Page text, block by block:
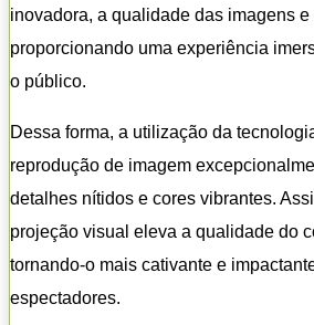
inovadora, a qualidade das imagens
proporcionando uma experiência
o público.
Dessa forma, a utilização da
reprodução de imagem
detalhes nítidos e cores vibrantes.
projeção visual eleva a qualidade do
tornando-o mais cativante e
espectadores.